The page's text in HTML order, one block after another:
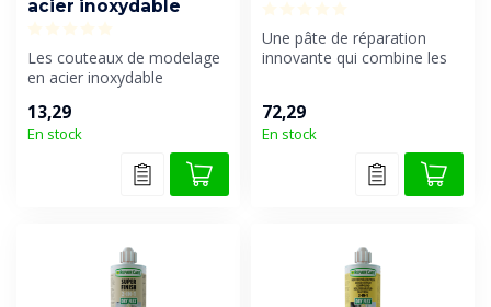
acier inoxydable
Les couteaux de modelage
en acier inoxydable
essentiels ...
13,29
En stock
Une pâte de réparation
innovante qui combine les
72,29
En stock